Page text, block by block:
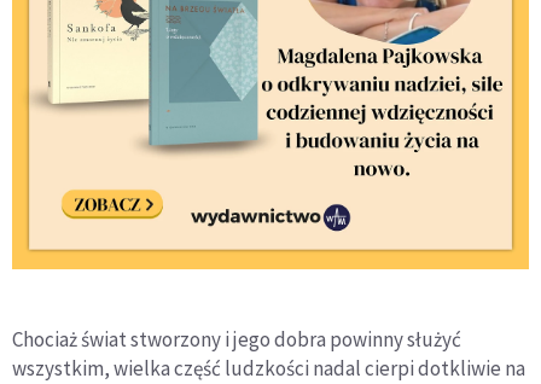
Chociaż świat stworzony i jego dobra powinny służyć
wszystkim, wielka część ludzkości nadal cierpi dotkliwie na